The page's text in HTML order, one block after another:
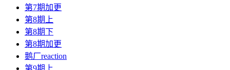
第7期加更
第8期上
第8期下
第8期加更
鹅厂reaction
第9期上